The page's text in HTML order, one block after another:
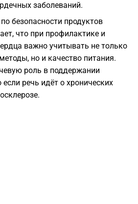
заболеваний.
безопасности продуктов
что при профилактике и
важно учитывать не только
но и качество питания.
роль в поддержании
речь идёт о хронических